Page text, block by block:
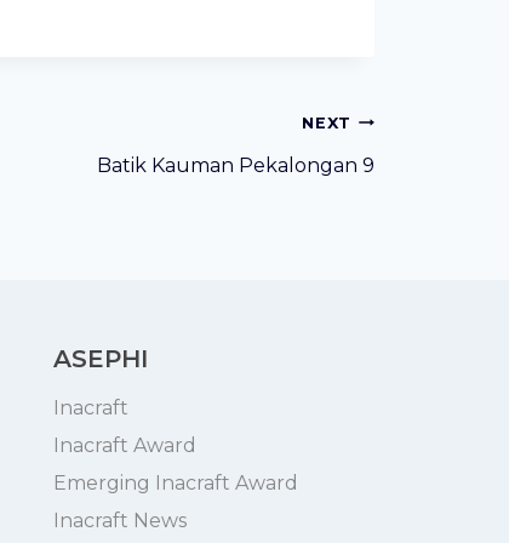
NEXT
Batik Kauman Pekalongan 9
ASEPHI
Inacraft
Inacraft Award
Emerging Inacraft Award
Inacraft News